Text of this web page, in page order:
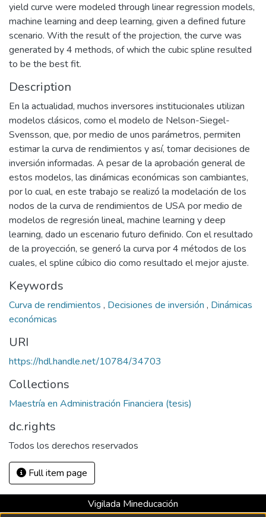
yield curve were modeled through linear regression models,
machine learning and deep learning, given a defined future
scenario. With the result of the projection, the curve was
generated by 4 methods, of which the cubic spline resulted
to be the best fit.
Description
En la actualidad, muchos inversores institucionales utilizan
modelos clásicos, como el modelo de Nelson-Siegel-
Svensson, que, por medio de unos parámetros, permiten
estimar la curva de rendimientos y así, tomar decisiones de
inversión informadas. A pesar de la aprobación general de
estos modelos, las dinámicas económicas son cambiantes,
por lo cual, en este trabajo se realizó la modelación de los
nodos de la curva de rendimientos de USA por medio de
modelos de regresión lineal, machine learning y deep
learning, dado un escenario futuro definido. Con el resultado
de la proyección, se generó la curva por 4 métodos de los
cuales, el spline cúbico dio como resultado el mejor ajuste.
Keywords
Curva de rendimientos , Decisiones de inversión , Dinámicas
económicas
URI
https://hdl.handle.net/10784/34703
Collections
Maestría en Administración Financiera (tesis)
dc.rights
Todos los derechos reservados
Full item page
Vigilada Mineducación